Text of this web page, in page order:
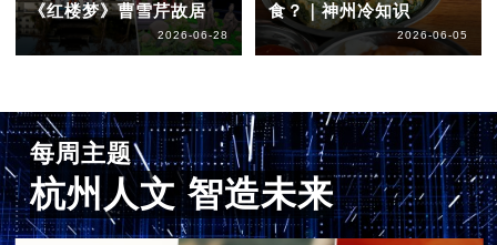
《红楼梦》曹雪芹故居
2026-06-28
食？｜神州冷知识
2026-06-05
每周主题
杭州人文 智造未来